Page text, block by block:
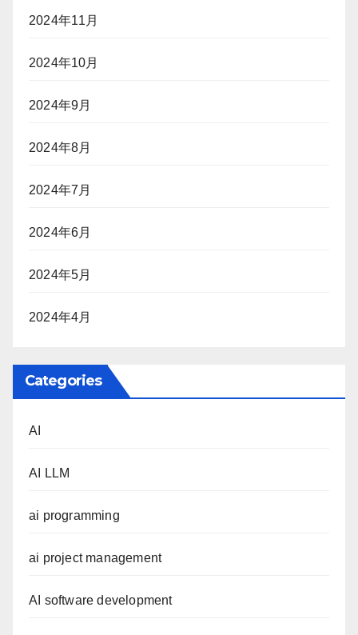
2024年11月
2024年10月
2024年9月
2024年8月
2024年7月
2024年6月
2024年5月
2024年4月
Categories
AI
AI LLM
ai programming
ai project management
AI software development